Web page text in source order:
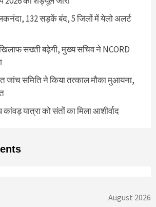
132 सड़कें बंद, 5 जिलों में येलो अलर्ट
सख्ती बढ़ेगी, मुख्य सचिव ने NCORD
जांच समिति ने किया तत्काल मौका मुआयना,
यात्रा को संतों का मिला आशीर्वाद
August 2026